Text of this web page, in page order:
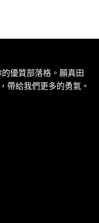
優質部落格。願真田
帶給我們更多的勇氣。